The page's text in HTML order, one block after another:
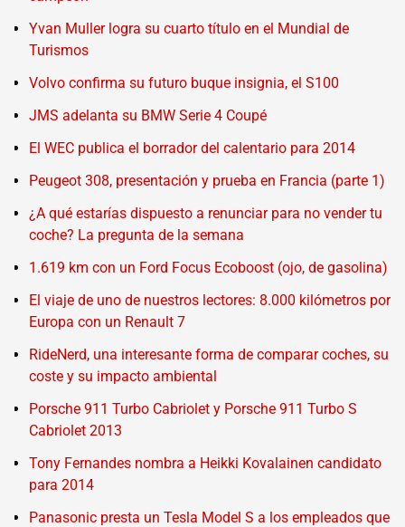
Yvan Muller logra su cuarto título en el Mundial de
Turismos
Volvo confirma su futuro buque insignia, el S100
JMS adelanta su BMW Serie 4 Coupé
El WEC publica el borrador del calentario para 2014
Peugeot 308, presentación y prueba en Francia (parte 1)
¿A qué estarías dispuesto a renunciar para no vender tu
coche? La pregunta de la semana
1.619 km con un Ford Focus Ecoboost (ojo, de gasolina)
El viaje de uno de nuestros lectores: 8.000 kilómetros por
Europa con un Renault 7
RideNerd, una interesante forma de comparar coches, su
coste y su impacto ambiental
Porsche 911 Turbo Cabriolet y Porsche 911 Turbo S
Cabriolet 2013
Tony Fernandes nombra a Heikki Kovalainen candidato
para 2014
Panasonic presta un Tesla Model S a los empleados que